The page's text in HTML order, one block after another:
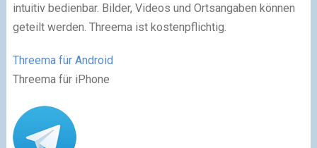
intuitiv bedienbar. Bilder, Videos und Ortsangaben können
geteilt werden. Threema ist kostenpflichtig.
Threema für Android
Threema für iPhone